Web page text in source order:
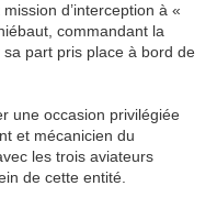
d’interception à «
commandant la
part pris place à bord de
une occasion privilégiée
et mécanicien du
les trois aviateurs
de cette entité.